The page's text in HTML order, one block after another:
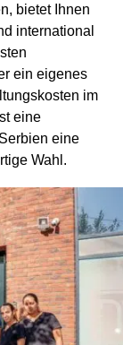
bietet Ihnen
international
ein eigenes
im
eine
eine
Wahl.